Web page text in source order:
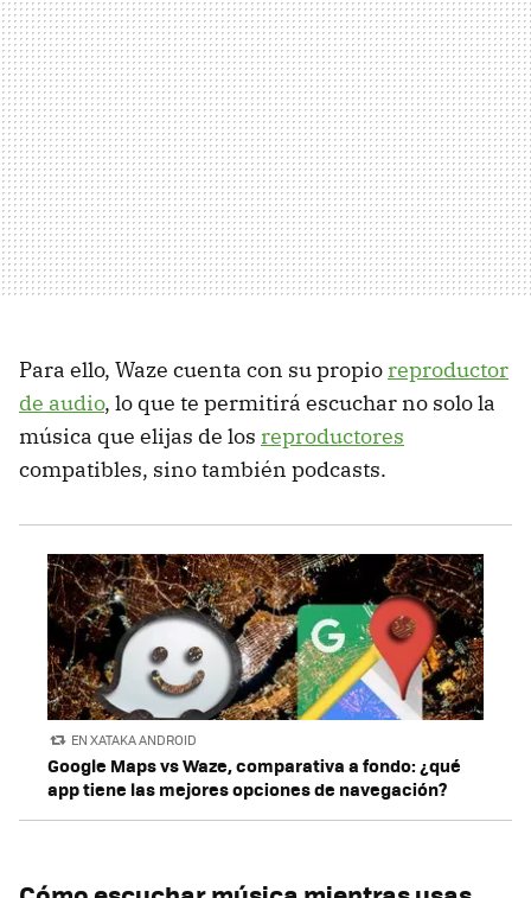
Para ello, Waze cuenta con su propio reproductor
de audio, lo que te permitirá escuchar no solo la
música que elijas de los reproductores
compatibles, sino también podcasts.
EN XATAKA ANDROID
Google Maps vs Waze, comparativa a fondo: ¿qué
app tiene las mejores opciones de navegación?